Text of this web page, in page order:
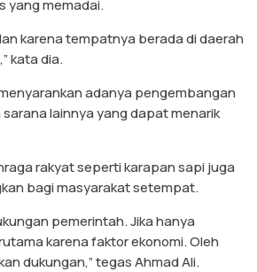
yang memadai.
karena tempatnya berada di daerah
kata dia.
adanya pengembangan
lainnya yang dapat menarik
rakyat seperti karapan sapi juga
bagi masyarakat setempat.
pemerintah. Jika hanya
karena faktor ekonomi. Oleh
dukungan,” tegas Ahmad Ali.